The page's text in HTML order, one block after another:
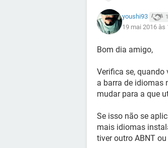
youshi93
19 mai 2016 às
Bom dia amigo,
Verifica se, quando
a barra de idiomas
mudar para a que
Se isso não se
mais idiomas
tiver outro ABNT